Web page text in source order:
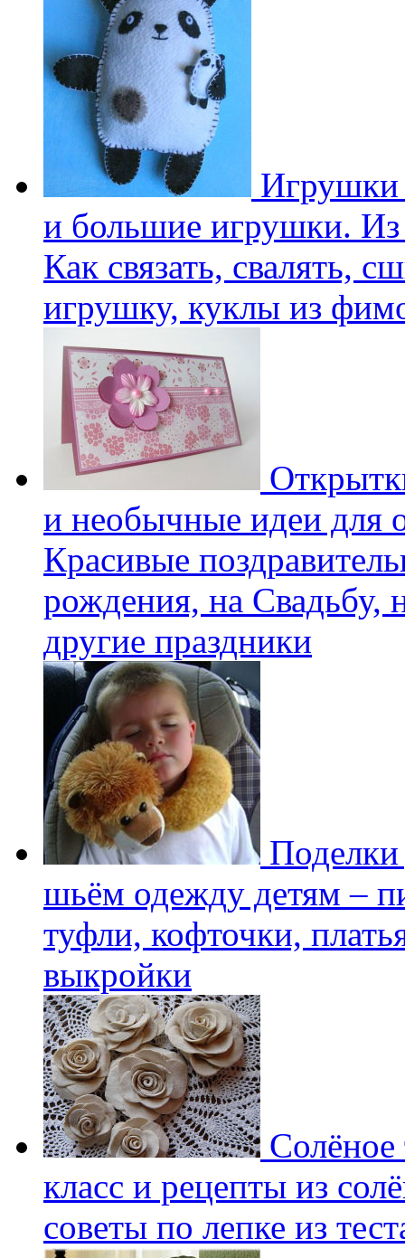
Игрушки
и большие игрушки. Из
Как связать, свалять,
игрушку, куклы из
и необычные идеи для
Красивые
рождения, на
другие праздники
шьём одежду детям –
туфли, кофточки,
выкройки
Солёное
класс и рецепты из
советы по лепке из